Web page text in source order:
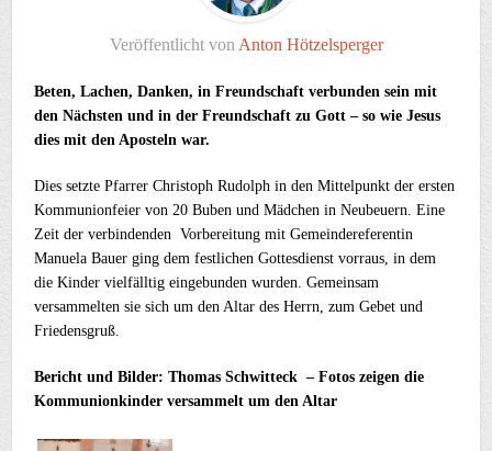
Veröffentlicht von Anton Hötzelsperger
Beten, Lachen, Danken, in Freundschaft verbunden sein mit
den Nächsten und in der Freundschaft zu Gott – so wie Jesus
dies mit den Aposteln war.
Dies setzte Pfarrer Christoph Rudolph in den Mittelpunkt der ersten
Kommunionfeier von 20 Buben und Mädchen in Neubeuern. Eine
Zeit der verbindenden Vorbereitung mit Gemeindereferentin
Manuela Bauer ging dem festlichen Gottesdienst vorraus, in dem
die Kinder vielfälltig eingebunden wurden. Gemeinsam
versammelten sie sich um den Altar des Herrn, zum Gebet und
Friedensgruß.
Bericht und Bilder: Thomas Schwitteck – Fotos zeigen die
Kommunionkinder versammelt um den Altar